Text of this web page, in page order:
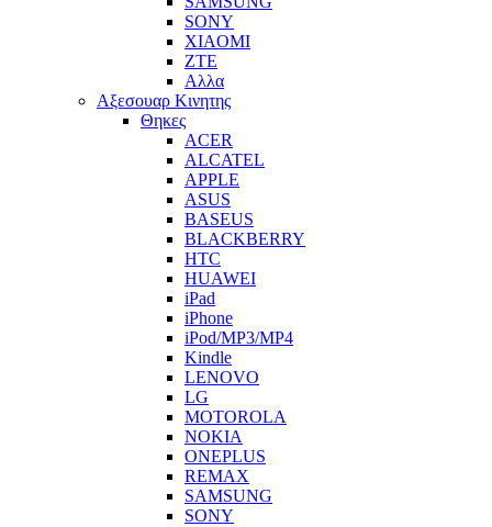
SONY
XIAOMI
ZTE
Αλλα
Αξεσουαρ Κινητης
Θηκες
ACER
ALCATEL
APPLE
ASUS
BASEUS
BLACKBERRY
HTC
HUAWEI
iPad
iPhone
iPod/MP3/MP4
Kindle
LENOVO
LG
MOTOROLA
NOKIA
ONEPLUS
REMAX
SAMSUNG
SONY